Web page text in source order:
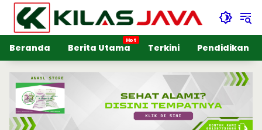
Langsung
konten
Beranda
Berita Utama Terkini Pendidikan